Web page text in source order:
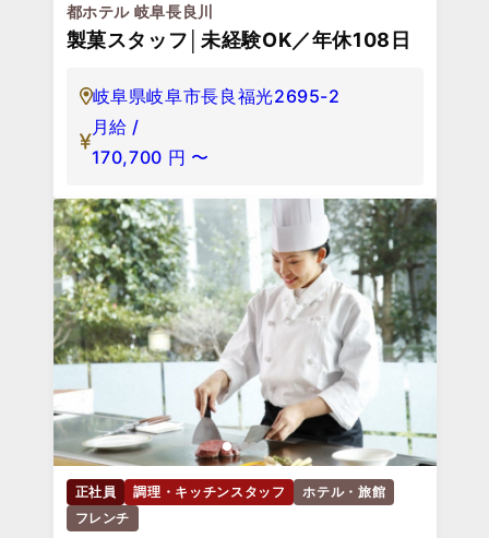
都ホテル 岐阜長良川
製菓スタッフ│未経験OK／年休108日
岐阜県岐阜市長良福光2695-2
月給 /
170,700 円 〜
正社員 調理・キッチンスタッフ
ホテル・旅館
フレンチ